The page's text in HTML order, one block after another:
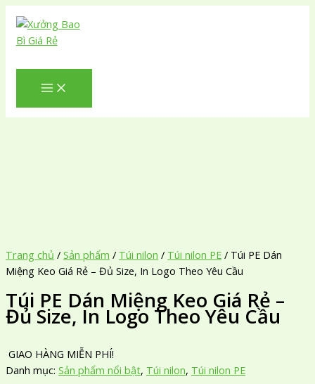
Nhảy
tới
nội
Trang chủ / Sản phẩm / Túi nilon / Túi nilon PE / Túi PE Dán
Miệng Keo Giá Rẻ – Đủ Size, In Logo Theo Yêu Cầu
Túi PE Dán Miệng Keo Giá Rẻ –
Đủ Size, In Logo Theo Yêu Cầu
GIAO HÀNG MIỄN PHÍ!
Danh mục: Sản phẩm nổi bật, Túi nilon, Túi nilon PE